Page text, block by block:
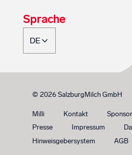
Sprache
© 2026 SalzburgMilch GmbH
Milli Kontakt
Presse
Impressum
Hinweisgebersystem
AGB